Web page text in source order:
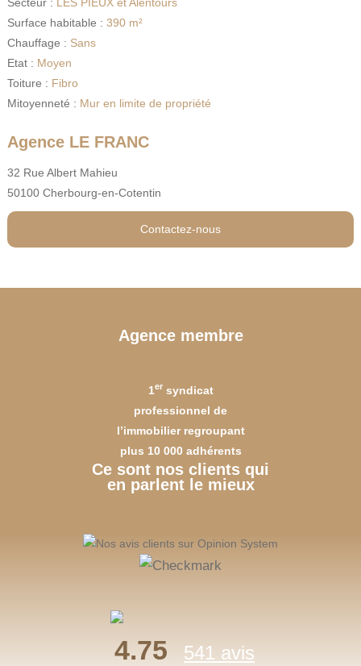
Surface habitable : 390 m²
Chauffage : Sans
Etat : Moyen
Toiture : Fibro
Mitoyenneté : Mur en limite de propriété
Agence LE FRANC
32 Rue Albert Mahieu
50100 Cherbourg-en-Cotentin
Contactez-nous
Agence membre
1ersyndicat
professionnel de
l’immobilier regroupant
plus 10 000 adhérents
Ce sont nos clients qui
en parlent le mieux
4.75 541 avis